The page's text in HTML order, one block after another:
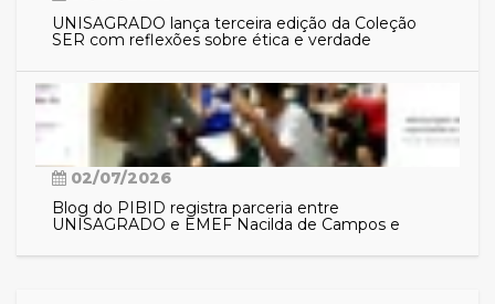
UNISAGRADO lança terceira edição da Coleção
SER com reflexões sobre ética e verdade
02/07/2026
Blog do PIBID registra parceria entre
UNISAGRADO e EMEF Nacilda de Campos e